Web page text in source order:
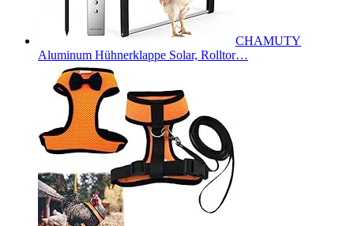
CHAMUTY
Aluminum Hühnerklappe Solar, Rolltor…